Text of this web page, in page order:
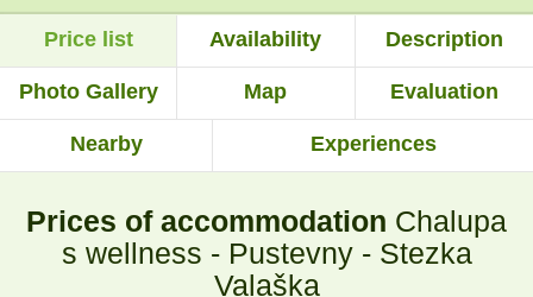
Price list Availability Description
Photo Gallery Map Evaluation
Nearby Experiences
Prices of accommodation Chalupa
s wellness - Pustevny - Stezka
Valaška